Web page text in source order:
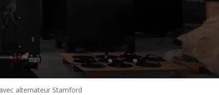
alternateur Stamford